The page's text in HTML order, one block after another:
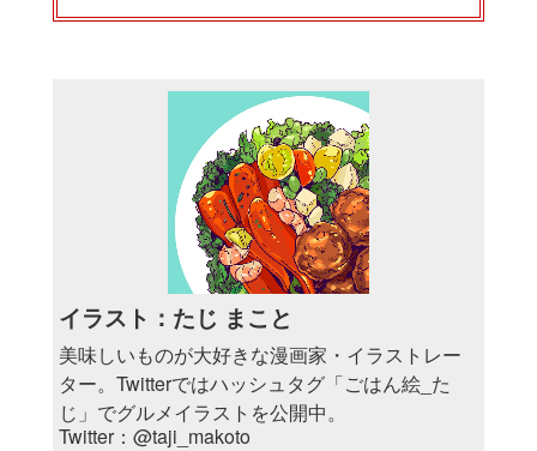
イラスト：たじ まこと
美味しいものが大好きな漫画家・イラストレー
ター。Twitterではハッシュタグ「ごはん絵_た
じ」でグルメイラストを公開中。
Twitter： @taji_makoto